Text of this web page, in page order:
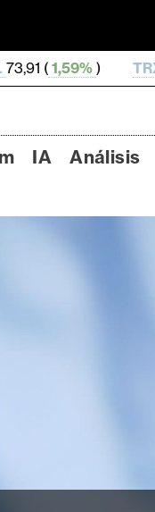
TRX 0,327 689 (
IA Análisis